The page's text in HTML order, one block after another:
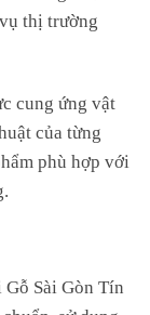
vụ thị trường
cung ứng vật
của từng
phù hợp với
Gỗ Sài Gòn Tín